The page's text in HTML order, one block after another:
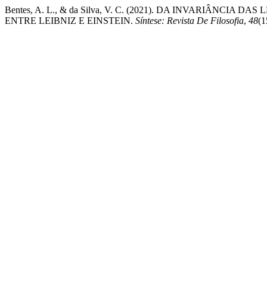
Bentes, A. L., & da Silva, V. C. (2021). DA INVARIÂNCIA
ENTRE LEIBNIZ E EINSTEIN. Síntese: Revista De Filosofia, 48